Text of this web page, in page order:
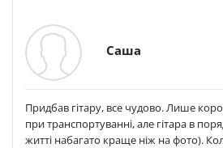
Саша
Придбав гітару, все чудово. Лише
при транспортуванні, але гітара в
житті набагато краще ніж на фото).